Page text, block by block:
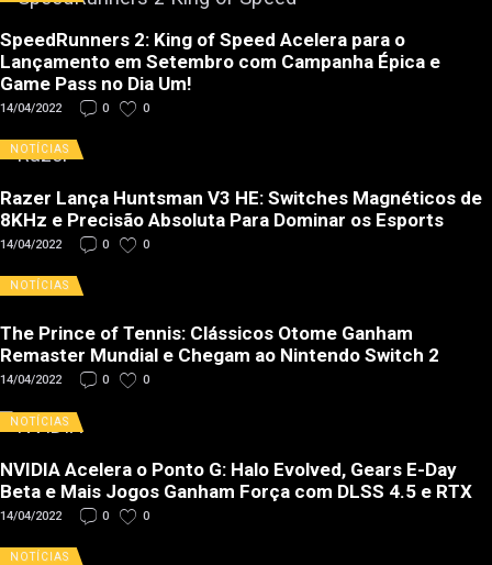
SpeedRunners 2: King of Speed Acelera para o
Lançamento em Setembro com Campanha Épica e
Game Pass no Dia Um!
14/04/2022 0 0
NOTÍCIAS
Razer Lança Huntsman V3 HE: Switches Magnéticos de
8KHz e Precisão Absoluta Para Dominar os Esports
14/04/2022 0 0
NOTÍCIAS
The Prince of Tennis: Clássicos Otome Ganham
Remaster Mundial e Chegam ao Nintendo Switch 2
14/04/2022 0 0
NOTÍCIAS
NVIDIA Acelera o Ponto G: Halo Evolved, Gears E-Day
Beta e Mais Jogos Ganham Força com DLSS 4.5 e RTX
14/04/2022 0 0
NOTÍCIAS